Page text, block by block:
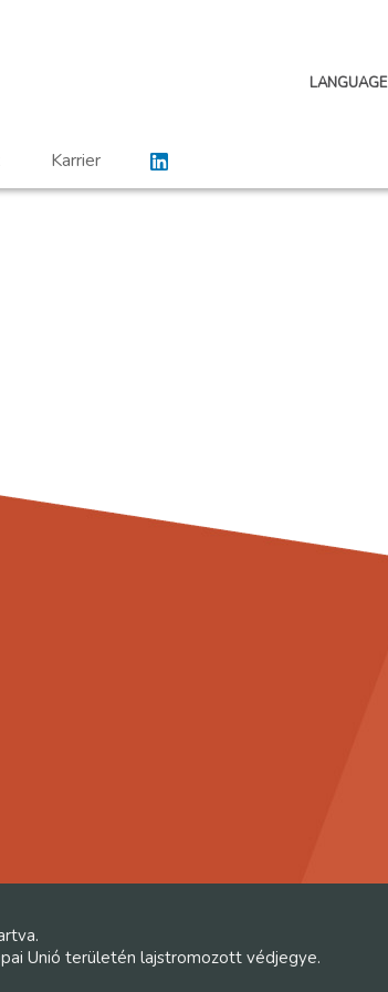
LANGUAGE
Karrier
Unió területén lajstromozott védjegye.